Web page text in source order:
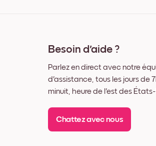
Besoin d'aide ?
Parlez en direct avec notre
d'assistance, tous les jours de
minuit, heure de l'est des
Chattez avec nous